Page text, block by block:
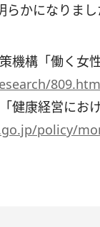
かになりまし
機構「働く
健康経営に
policy/